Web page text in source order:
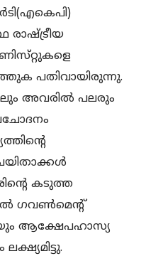
രാഷ്ട്രീയ
പതിവായിരുന്നു.
അവരിൽ പലരും
കടുത്ത
ഗവൺമെന്റ്‌
ആക്ഷേപഹാസ്യ